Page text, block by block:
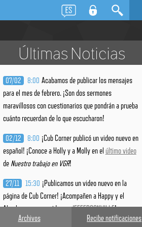
Últimas Noticias
07/02 8:00 Acabamos de publicar los mensajes
para el mes de febrero. ¡Son dos sermones
maravillosos concuestionariosque pondrán a prueba
cuánto recuerdan de lo que escucharon!
02/12 8:00 ¡Cub Corner publicó un video nuevo en
español! ¡Conoce a Holly y a Molly en el último video
de Nuestro trabajo en VGR!
27/11 15:30 ¡Publicamos un video nuevo en la
página de Cub Corner! ¡Acompañen a Happy y el
Abuelo en un recorrido porJEFFERSONVILLE!
Archivos Recibe notificaciones